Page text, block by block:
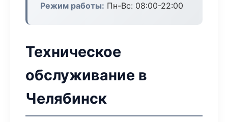
Режим работы: Пн-Вс: 08:00-22:00
Техническое
обслуживание в
Челябинск